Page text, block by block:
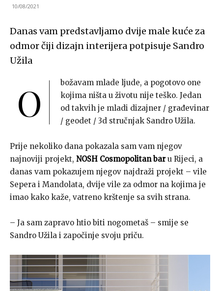
10/08/2021
Danas vam predstavljamo dvije male kuće za
odmor čiji dizajn interijera potpisuje Sandro
Užila
O
božavam mlade ljude, a pogotovo one
kojima ništa u životu nije teško. Jedan
od takvih je mladi dizajner / građevinar
/ geodet / 3d stručnjak Sandro Užila.
Prije nekoliko dana pokazala sam vam njegov
najnoviji projekt, NOSH Cosmopolitan baru Rijeci, a
danas vam pokazujem njegov najdraži projekt – vile
Sepera i Mandolata, dvije vile za odmor na kojima je
imao kako kaže, vatreno krštenje sa svih strana.
– Ja sam zapravo htio biti nogometaš – smije se
Sandro Užila i započinje svoju priču.